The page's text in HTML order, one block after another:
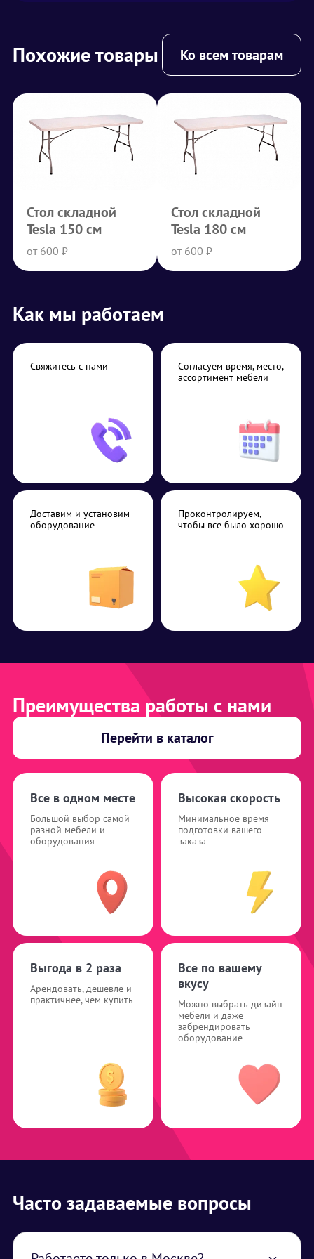
Похожие товары Ко всем товарам
Стол складной
Tesla 150 см
от 600 ₽
Стол складной
Tesla 180 см
от 600 ₽
Как мы работаем
Свяжитесь с нами
Согласуем время, место,
ассортимент мебели
Доставим и установим
оборудование
Проконтролируем,
чтобы все было хорошо
Преимущества работы с нами
Перейти в каталог
Все в одном месте
Большой выбор самой
разной мебели и
оборудования
Высокая скорость
Минимальное время
подготовки вашего
заказа
Выгода в 2 раза
Арендовать, дешевле и
практичнее, чем купить
Все по вашему
вкусу
Можно выбрать дизайн
мебели и даже
забрендировать
оборудование
Часто задаваемые вопросы